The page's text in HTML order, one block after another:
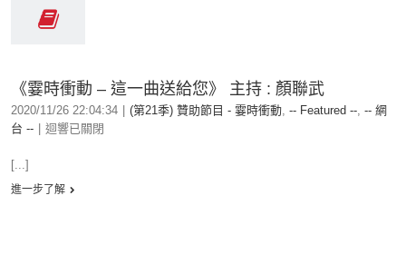
《霎時衝動 – 這一曲送給您》 主持 : 顏聯武
2020/11/26 22:04:34 (第21季) 贊助節目 - 霎時衝動, -- Featured --, -- 網
台 --
迴響已關閉
[...]
進一步了解